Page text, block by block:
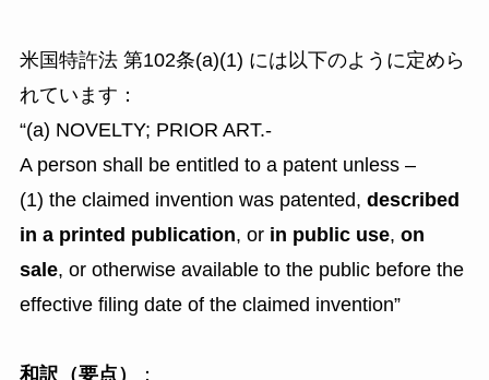
米国特許法 第102条(a)(1) には以下のように定めら
れています：
“(a) NOVELTY; PRIOR ART.-
A person shall be entitled to a patent unless –
(1) the claimed invention was patented, described
in a printed publication, or in public use, on
sale, or otherwise available to the public before the
effective filing date of the claimed invention”
和訳（要点）
：